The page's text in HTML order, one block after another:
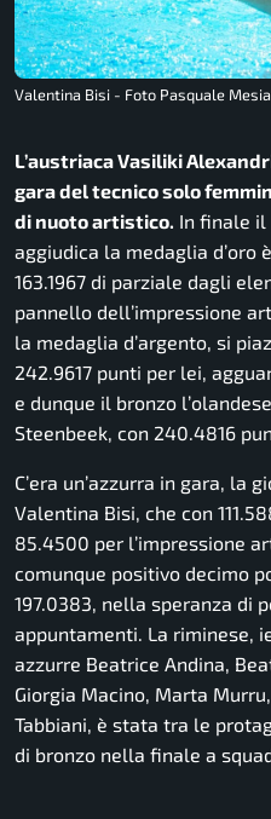
Valentina Bisi - Foto Pasquale
L’austriaca Vasiliki
gara del tecnico solo
di nuoto artistico. In finale il
aggiudica la medaglia d’oro
163.1967 di parziale dagli
pannello dell’impressione
la medaglia d’argento, si
242.9617 punti per lei,
e dunque il bronzo
Steenbeek, con 240.4816
C’era un’azzurra in gara, la
Valentina Bisi, che con
85.4500 per l’impressione
comunque positivo decimo
197.0383, nella speranza di
appuntamenti. La riminese,
azzurre Beatrice Andina,
Giorgia Macino, Marta
Tabbiani, è stata tra le
di bronzo nella finale a